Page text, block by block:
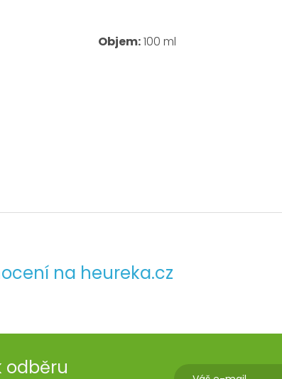
Objem:100 ml
na heureka.cz
odběru